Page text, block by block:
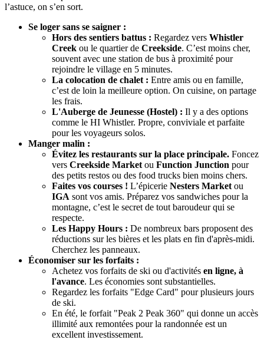
l’astuce, on s’en sort.
Se loger sans se saigner :
Hors des sentiers battus : Regardez vers Whistler
Creek ou le quartier de Creekside. C’est moins cher,
souvent avec une station de bus à proximité pour
rejoindre le village en 5 minutes.
La colocation de chalet : Entre amis ou en famille,
c’est de loin la meilleure option. On cuisine, on partage
les frais.
L'Auberge de Jeunesse (Hostel) : Il y a des options
comme le HI Whistler. Propre, conviviale et parfaite
pour les voyageurs solos.
Manger malin :
Évitez les restaurants sur la place principale. Foncez
vers Creekside Market ou Function Junction pour
des petits restos ou des food trucks bien moins chers.
Faites vos courses ! L’épicerie Nesters Market ou
IGA sont vos amis. Préparez vos sandwiches pour la
montagne, c’est le secret de tout baroudeur qui se
respecte.
Les Happy Hours : De nombreux bars proposent des
réductions sur les bières et les plats en fin d'après-midi.
Cherchez les panneaux.
Économiser sur les forfaits :
Achetez vos forfaits de ski ou d'activités en ligne, à
l'avance. Les économies sont substantielles.
Regardez les forfaits "Edge Card" pour plusieurs jours
de ski.
En été, le forfait "Peak 2 Peak 360" qui donne un accès
illimité aux remontées pour la randonnée est un
excellent investissement.